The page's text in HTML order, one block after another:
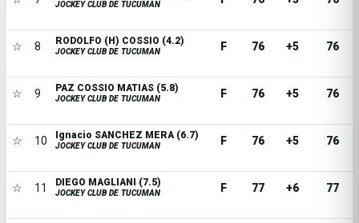
JOCKEY CLUB DE TUCUMAN
☆ 8 RODOLFO (H) COSSIO (4.2)
JOCKEY CLUB DE TUCUMAN F 76 +5 76
☆ 9 PAZ COSSIO MATIAS (5.8)
JOCKEY CLUB DE TUCUMAN F 76 +5 76
☆ 10 Ignacio SANCHEZ MERA (6.7)
JOCKEY CLUB DE TUCUMAN F 76 +5 76
☆ 11 DIEGO MAGLIANI (7.5)
JOCKEY CLUB DE TUCUMAN F 77 +6 77